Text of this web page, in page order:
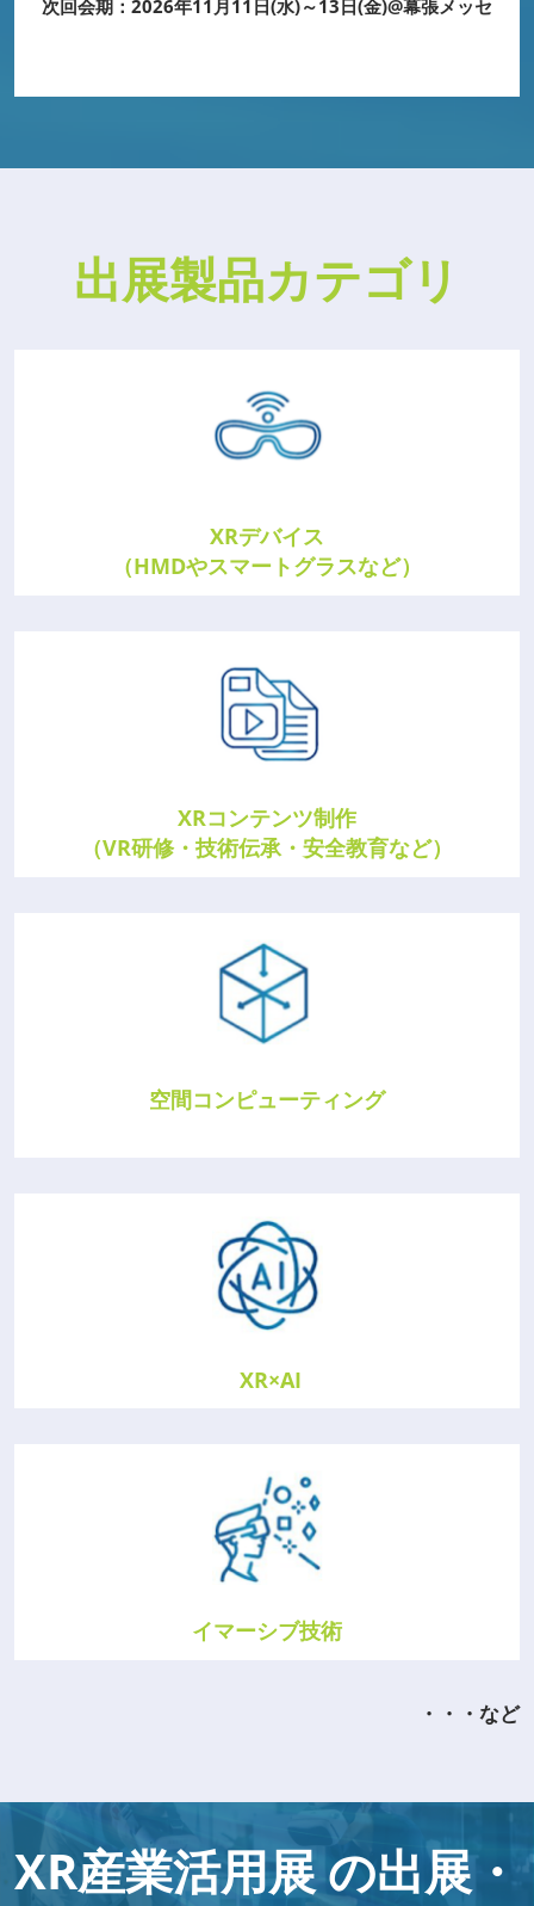
次回会期：2026年11月11日(水)～13日(金)@幕張メッセ
出展製品カテゴリ
XRデバイス
（HMDやスマートグラスなど）
XRコンテンツ制作
（VR研修・技術伝承・安全教育など）
空間コンピューティング
XR×AI
イマーシブ技術
・・・など
XR産業活用展 の出展・